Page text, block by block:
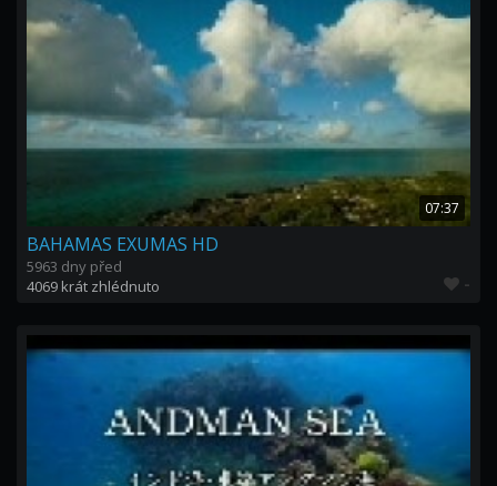
07:37
BAHAMAS EXUMAS HD
5963 dny před
4069 krát zhlédnuto
-